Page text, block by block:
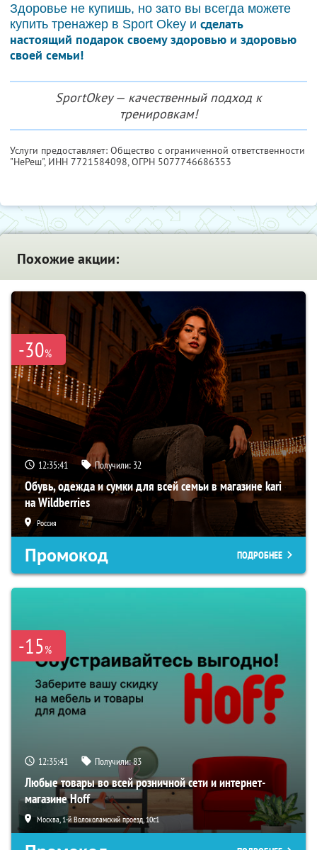
Здоровье не купишь, но зато вы всегда можете
купить тренажер в Sport Okey и сделать
настоящий подарок своему здоровью и здоровью
своей семьи!
SportOkey — качественный подход к
тренировкам!
Услуги предоставляет: Общество с ограниченной ответственности
"НеРеш", ИНН 7721584098, ОГРН 5077746686353
Похожие акции:
-30%
12:35:40 Получили: 32
Обувь, одежда и сумки для всей семьи в магазине kari
на Wildberries
Россия
Промокод ПОДРОБНЕЕ
-15%
12:35:40 Получили:83
Любые товары во всей розничной сети и интернет-
магазине Hoff
Москва, 1-й Волоколамский проезд, 10с1